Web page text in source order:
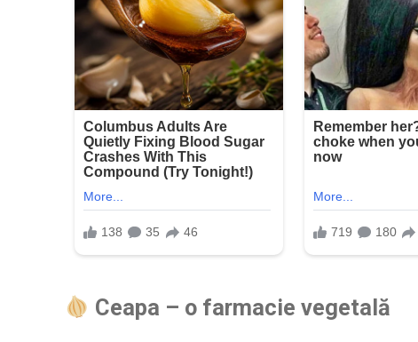
Ceapa – o farmacie vegetală